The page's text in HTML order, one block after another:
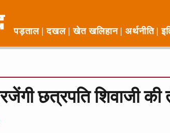
पड़ताल दखल खेत खलिहान अर्थनीति
छत्रपति शिवाजी की